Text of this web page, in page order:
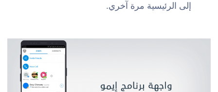
إلى الرئيسية مرة آخري.